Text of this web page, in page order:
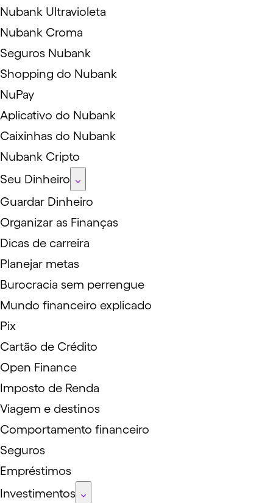
Nubank Ultravioleta
Nubank Croma
Seguros Nubank
Shopping do Nubank
NuPay
Aplicativo do Nubank
Caixinhas do Nubank
Nubank Cripto
Seu Dinheiro
Guardar Dinheiro
Organizar as Finanças
Dicas de carreira
Planejar metas
Burocracia sem perrengue
Mundo financeiro explicado
Pix
Cartão de Crédito
Open Finance
Imposto de Renda
Viagem e destinos
Comportamento financeiro
Seguros
Empréstimos
Investimentos